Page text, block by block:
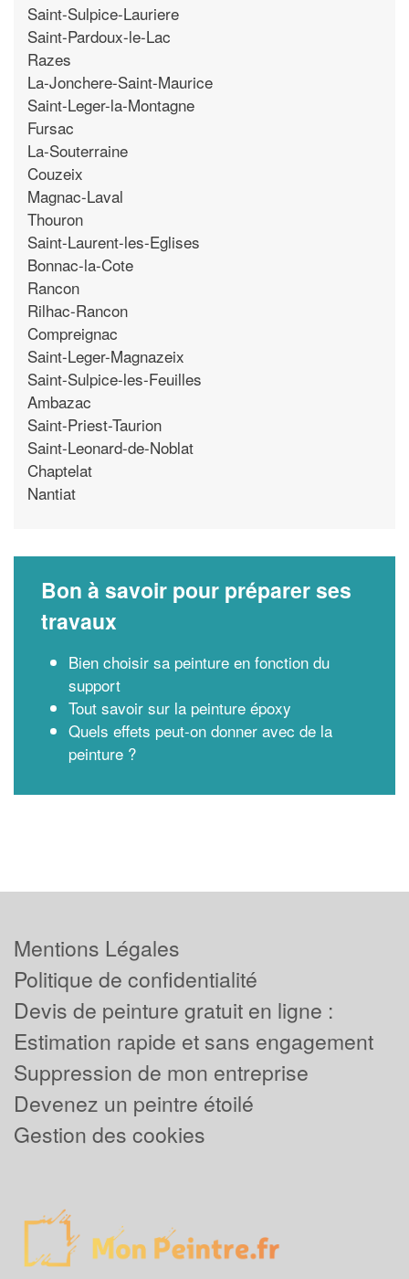
Saint-Sulpice-Lauriere
Saint-Pardoux-le-Lac
Razes
La-Jonchere-Saint-Maurice
Saint-Leger-la-Montagne
Fursac
La-Souterraine
Couzeix
Magnac-Laval
Thouron
Saint-Laurent-les-Eglises
Bonnac-la-Cote
Rancon
Rilhac-Rancon
Compreignac
Saint-Leger-Magnazeix
Saint-Sulpice-les-Feuilles
Ambazac
Saint-Priest-Taurion
Saint-Leonard-de-Noblat
Chaptelat
Nantiat
Bon à savoir pour préparer ses
travaux
Bien choisir sa peinture en fonction du
support
Tout savoir sur la peinture époxy
Quels effets peut-on donner avec de la
peinture ?
Mentions Légales
Politique de confidentialité
Devis de peinture gratuit en ligne :
Estimation rapide et sans engagement
Suppression de mon entreprise
Devenez un peintre étoilé
Gestion des cookies